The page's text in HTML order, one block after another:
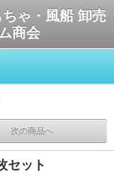
ゃ・風船 卸売
商会
次の商品へ
ット